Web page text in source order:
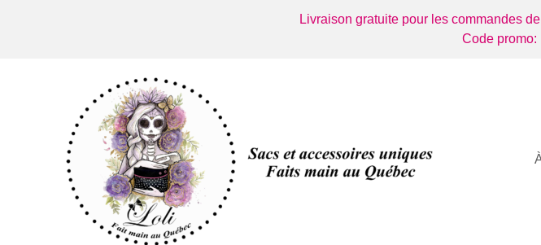
Livraison gratuite pour les commandes
Code promo: